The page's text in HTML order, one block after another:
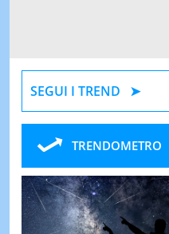
SEGUI I TREND
TRENDOMETRO